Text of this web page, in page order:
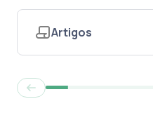
Artigos